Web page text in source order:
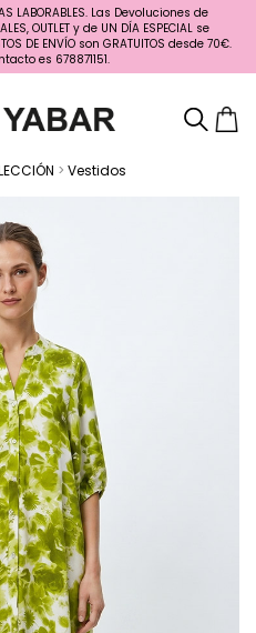
LABORABLES. Las Devoluciones de
OUTLET y de UN DÍA ESPECIAL se
DE ENVÍO son GRATUITOS desde 70€.
es 678871151.
> Vestidos